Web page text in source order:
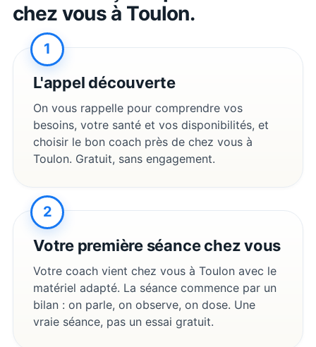
chez vous à Toulon.
1
L'appel découverte
On vous rappelle pour comprendre vos
besoins, votre santé et vos disponibilités, et
choisir le bon coach près de chez vous à
Toulon. Gratuit, sans engagement.
2
Votre première séance chez vous
Votre coach vient chez vous à Toulon avec le
matériel adapté. La séance commence par un
bilan : on parle, on observe, on dose. Une
vraie séance, pas un essai gratuit.